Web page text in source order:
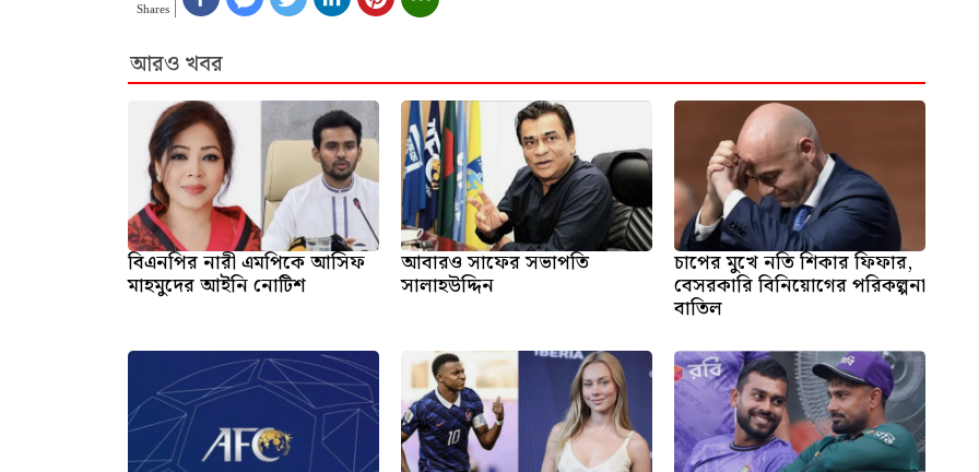
Shares
আরও খবর
বিএনপির নারী এমপিকে আসিফ
মাহমুদের আইনি নোটিশ
আবারও সাফের সভাপতি
সালাহউদ্দিন
চাপের মুখে নতি শিকার ফিফার,
বেসরকারি বিনিয়োগের পরিকল্পনা
বাতিল